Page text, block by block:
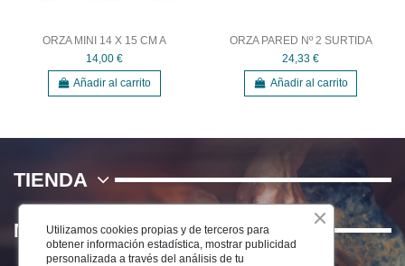
ORZA MINI 14 X 15 CM A
14,00 €
Añadir al carrito
ORZA PARED Nº 2 SURTIDA
24,33 €
Añadir al carrito
TIENDA
NOSOTROS
Utilizamos cookies propias y de terceros para
obtener información estadística, mostrar publicidad
personalizada a través del análisis de tu